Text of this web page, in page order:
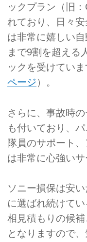
ックプラン（旧
れており、日々
は非常に嬉しい
まで9割を超える
ックを受けていま
ページ）。
さらに、事故時
も付いており、
隊員のサポート
は非常に心強いサ
ソニー損保は安
に選ばれ続けて
相見積もりの候
となりますので